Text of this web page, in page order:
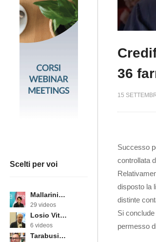
Scelti per voi
Mallarini Erika
29 videos
Losio Vittorino
6 videos
Tarabusi Marcello
36
15
Successo
controllata
disposto la
distinte
Si
permesso